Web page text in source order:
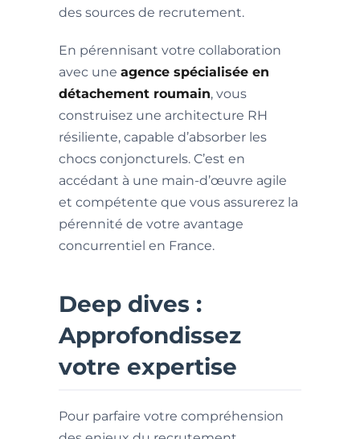
des sources de recrutement.
En pérennisant votre collaboration
avec une agence spécialisée en
détachement roumain, vous
construisez une architecture RH
résiliente, capable d’absorber les
chocs conjoncturels. C’est en
accédant à une main-d’œuvre agile
et compétente que vous assurerez la
pérennité de votre avantage
concurrentiel en France.
Deep dives :
Approfondissez
votre expertise
Pour parfaire votre compréhension